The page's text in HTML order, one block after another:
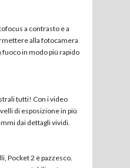
a contrasto e a
alla fotocamera
in modo più rapido
tutti! Con i video
di esposizione in più
dai dettagli vividi.
Pocket 2 è pazzesco.